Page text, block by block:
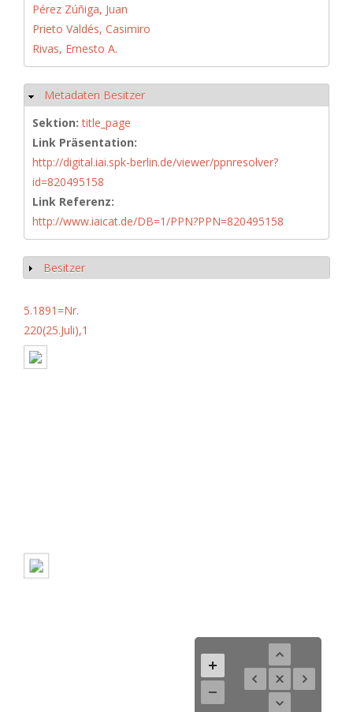
Pérez Zúñiga, Juan
Prieto Valdés, Casimiro
Rivas, Ernesto A.
Ausblenden
Metadaten Besitzer
Sektion:title_page
Link Präsentation:
http://digital.iai.spk-berlin.de/viewer/ppnresolver?
id=820495158
Link Referenz:
http://www.iaicat.de/DB=1/PPN?PPN=820495158
Anzeigen
Besitzer
5.1891=Nr.
220(25.Juli),1